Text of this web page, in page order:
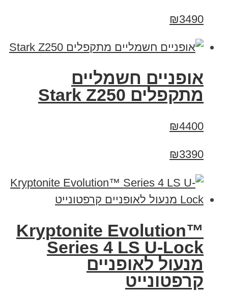
₪3490
‏אופניים חשמליים
‏מתקפלים Stark Z250
₪4400
₪3390
Kryptonite Evolution™
Series 4 LS U-Lock
מנעול לאופניים
קרפטונייט